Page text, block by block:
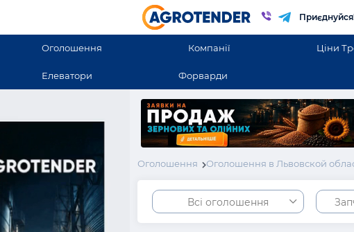
Оголошення Компанії Ціни
Елеватори Форварди
Оголошення Оголошення в Львовской
Всі оголошення